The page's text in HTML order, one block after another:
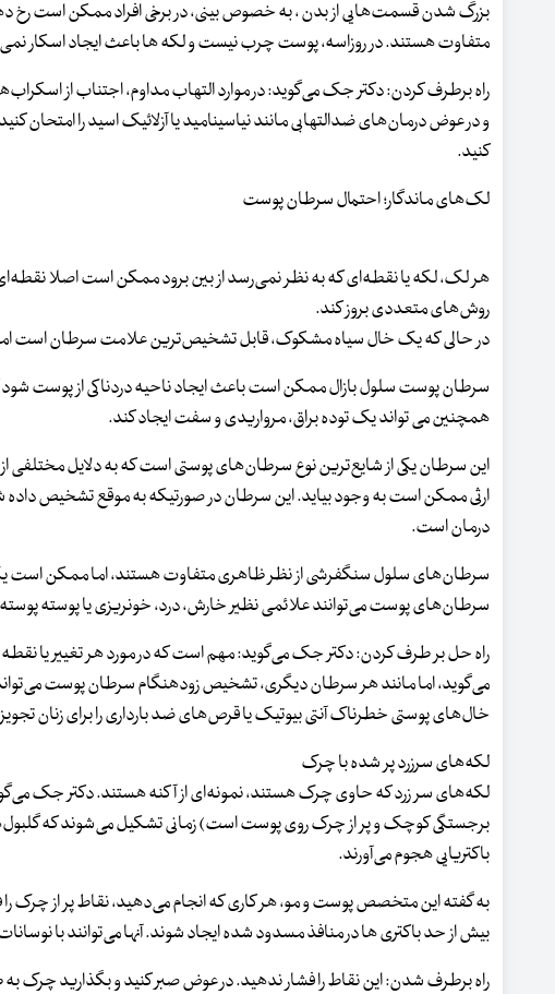
بزرگ شدن قسمت‌هایی از بدن ، به خصوص بینی، در برخی افراد ممکن است رخ
متفاوت هستند. در روزاسه، پوست چرب نیست و لکه ها باعث ایجاد اسکار
راه برطرف کردن: دکتر جک می‌گوید: در موارد التهاب مداوم، اجتناب از
و در عوض درمان‌های ضدالتهابی مانند نیاسینامید یا آزلائیک اسید را
کنید.
لک‌های ماندگار؛ احتمال سرطان پوست
هر لک، لکه یا نقطه‌ای که به نظر نمی‌رسد از بین برود ممکن است اصلا
روش‌های متعددی بروز کند.
در حالی که یک خال سیاه مشکوک، قابل تشخیص‌ترین علامت سرطان است اما
سرطان پوست سلول بازال ممکن است باعث ایجاد ناحیه دردناکی از پوست
همچنین می تواند یک توده براق، مرواریدی و سفت ایجاد کند.
این سرطان یکی از شایع‌ترین نوع سرطان‌های پوستی است که به دلایل مختلفی از
ارثی ممکن است به ‌وجود بیاید. این سرطان در صورتیکه به موقع تشخیص داده
درمان است.
سرطان‌های سلول سنگفرشی از نظر ظاهری متفاوت هستند، اما ممکن است
سرطان‌های پوست می‌توانند علائمی نظیر خارش، درد، خونریزی یا پوسته
راه حل بر طرف کردن: دکتر جک می‌گوید: مهم است که در مورد هر تغییر یا
می‌گوید، اما مانند هر سرطان دیگری، تشخیص زودهنگام سرطان پوست
خال‌های پوستی خطرناک آنتی بیوتیک یا قرص‌های ضد بارداری را برای زنان
لکه‌های سرزرد پر شده با چرک
لکه‌های سر زرد که حاوی چرک هستند، نمونه‌ای از آکنه هستند. دکتر جک
برجستگی کوچک و پر از چرک روی پوست است) زمانی تشکیل می‌شوند که
باکتریایی هجوم می‌آورند.
به گفته این متخصص پوست و مو، هر کاری که انجام می‌دهید، نقاط پر از چرک را
بیش از حد باکتری ها در منافذ مسدود شده ایجاد شوند. آنها می‌توانند با
راه برطرف شدن: این نقاط را فشار ندهید. در عوض صبر کنید و بگذارید